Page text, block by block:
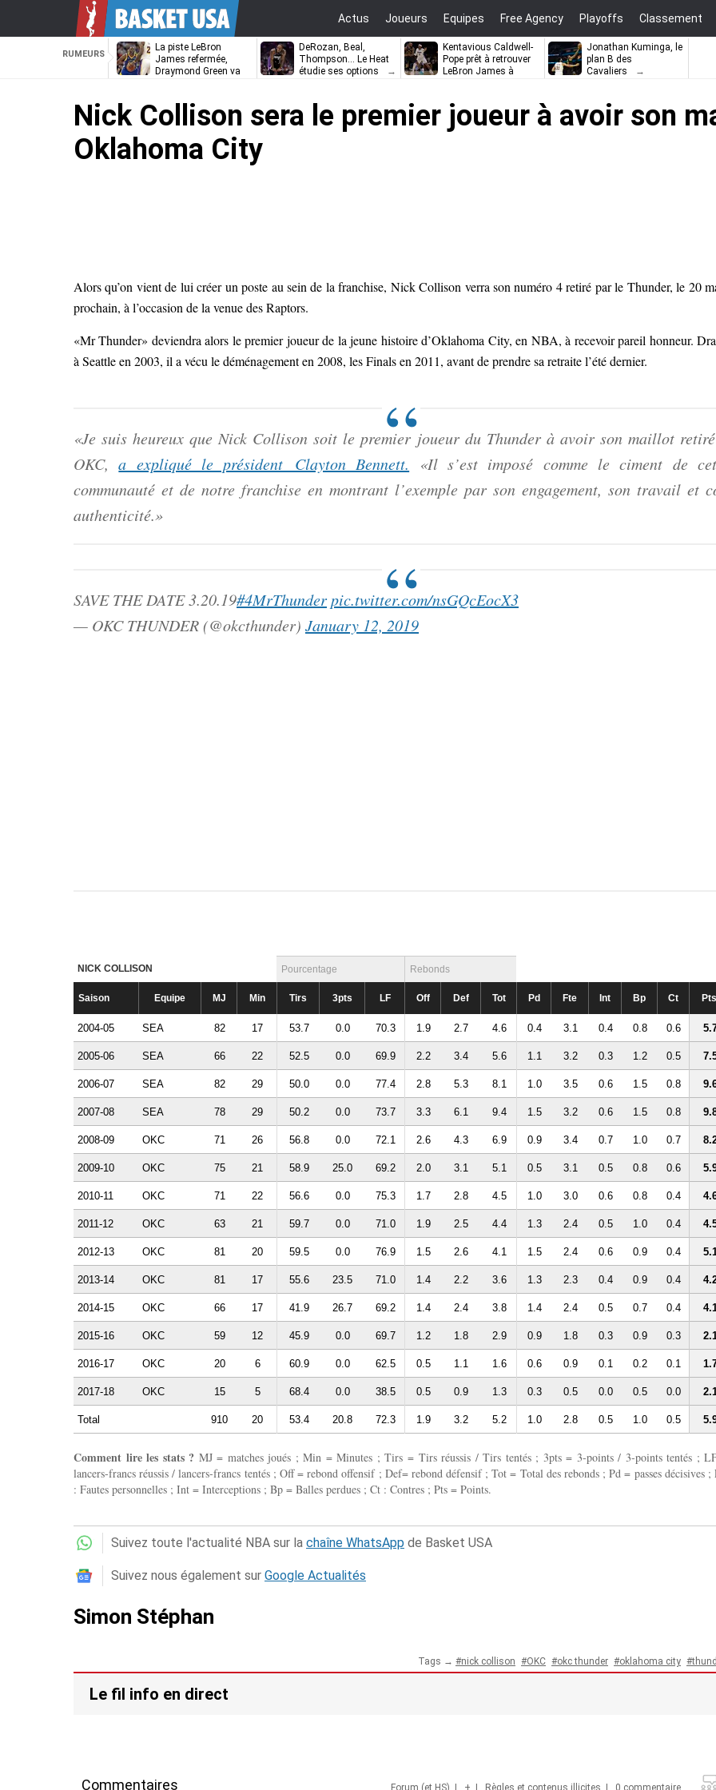
Actus Joueurs Equipes Free Agency Playoffs Classement
RUMEURS
La piste LeBron
James refermée,
Draymond Green va
DeRozan, Beal,
Thompson… Le Heat
étudie ses options
Kentavious Caldwell-
Pope prêt à retrouver
LeBron James à
Jonathan Kuminga, le
plan B des
Cavaliers
Nick Collison sera le premier joueur à avoir son
Oklahoma City
Alors qu’on vient de lui créer un poste au sein de la franchise, Nick Collison verra son numéro 4 retiré par le Thunder, le 20
prochain, à l’occasion de la venue des Raptors.
«Mr Thunder» deviendra alors le premier joueur de la jeune histoire d’Oklahoma City, en NBA, à recevoir pareil honneur.
à Seattle en 2003, il a vécu le déménagement en 2008, les Finals en 2011, avant de prendre sa retraite l’été dernier.
«Je suis heureux que Nick Collison soit le premier joueur du Thunder à avoir son maillot
OKC,a expliqué le président Clayton Bennett. «Il s’est imposé comme le ciment de
communauté et de notre franchise en montrant l’exemple par son engagement, son travail et
authenticité.»
SAVE THE DATE 3.20.19#4MrThunderpic.twitter.com/nsGQcEocX3
— OKC THUNDER (@okcthunder) January 12, 2019
NICK COLLISON Pourcentage Rebonds
Saison Equipe MJ Min Tirs 3pts LF Off Def Tot Pd Fte Int Bp Ct Pts
2004-05 SEA 82 17 53.7 0.0 70.3 1.9 2.7 4.6 0.4 3.1 0.4 0.8 0.6
2005-06 SEA 66 22 52.5 0.0 69.9 2.2 3.4 5.6 1.1 3.2 0.3 1.2 0.5
2006-07 SEA 82 29 50.0 0.0 77.4 2.8 5.3 8.1 1.0 3.5 0.6 1.5 0.8
2007-08 SEA 78 29 50.2 0.0 73.7 3.3 6.1 9.4 1.5 3.2 0.6 1.5 0.8
2008-09 OKC 71 26 56.8 0.0 72.1 2.6 4.3 6.9 0.9 3.4 0.7 1.0 0.7
2009-10 OKC 75 21 58.9 25.0 69.2 2.0 3.1 5.1 0.5 3.1 0.5 0.8 0.6
2010-11 OKC 71 22 56.6 0.0 75.3 1.7 2.8 4.5 1.0 3.0 0.6 0.8 0.4
2011-12 OKC 63 21 59.7 0.0 71.0 1.9 2.5 4.4 1.3 2.4 0.5 1.0 0.4
2012-13 OKC 81 20 59.5 0.0 76.9 1.5 2.6 4.1 1.5 2.4 0.6 0.9 0.4
2013-14 OKC 81 17 55.6 23.5 71.0 1.4 2.2 3.6 1.3 2.3 0.4 0.9 0.4
2014-15 OKC 66 17 41.9 26.7 69.2 1.4 2.4 3.8 1.4 2.4 0.5 0.7 0.4
2015-16 OKC 59 12 45.9 0.0 69.7 1.2 1.8 2.9 0.9 1.8 0.3 0.9 0.3
2016-17 OKC 20 6 60.9 0.0 62.5 0.5 1.1 1.6 0.6 0.9 0.1 0.2 0.1
2017-18 OKC 15 5 68.4 0.0 38.5 0.5 0.9 1.3 0.3 0.5 0.0 0.5 0.0
Total 910 20 53.4 20.8 72.3 1.9 3.2 5.2 1.0 2.8 0.5 1.0 0.5
Comment lire les stats ? MJ = matches joués ; Min = Minutes ; Tirs = Tirs réussis / Tirs tentés ; 3pts = 3-points / 3-points tentés ;
lancers-francs réussis / lancers-francs tentés ; Off = rebond offensif ; Def= rebond défensif ; Tot = Total des rebonds ; Pd = passes décisives ;
: Fautes personnelles ; Int = Interceptions ; Bp = Balles perdues ; Ct : Contres ; Pts = Points.
Suivez toute l'actualité NBA sur la chaîne WhatsApp de Basket USA
Suivez nous également sur Google Actualités
Simon Stéphan
Tags → nick collison OKC okc thunder oklahoma city
Le fil info en direct
Commentaires Forum (et HS) + Règles et contenus illicites 0 commentaire